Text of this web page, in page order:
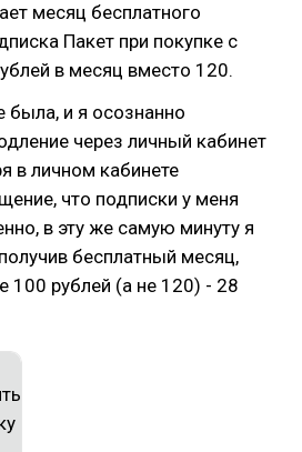
месяц бесплатного
Пакет при покупке с
в месяц вместо 120.
была, и я осознанно
через личный кабинет
в личном кабинете
что подписки у меня
в эту же самую минуту я
бесплатный месяц,
100 рублей (а не 120) - 28